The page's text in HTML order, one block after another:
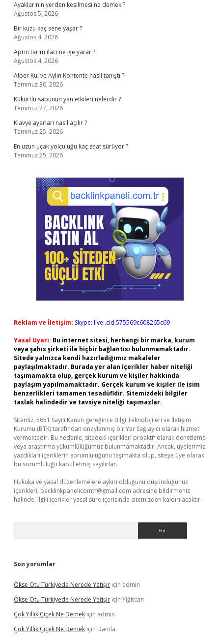
Ayaklarının yerden kesilmesi ne demek ?
Ağustos 5, 2026
Bir kuzu kaç sene yaşar ?
Ağustos 4, 2026
Aprin tarım ilacı ne işe yarar ?
Ağustos 4, 2026
Alper Kul ve Aylin Kontente nasıl tanıştı ?
Temmuz 30, 2026
Kükürtlü sabunun yan etkileri nelerdir ?
Temmuz 27, 2026
Klavye ayarları nasıl açılır ?
Temmuz 25, 2026
En uzun uçak yolculuğu kaç saat sürüyor ?
Temmuz 25, 2026
Reklam ve İletişim: Skype: live:.cid.575569c608265c69
Yasal Uyarı: Bu internet sitesi, herhangi bir marka, kurum
veya şahıs şirketi ile hiçbir bağlantısı bulunmamaktadır.
Sitede yalnızca kendi hazırladığımız makaleler
paylaşılmaktadır. Burada yer alan içerikler haber niteliği
taşımamakta olup, gerçek kurum ve kişiler hakkında
paylaşım yapılmamaktadır. Gerçek kurum ve kişiler ile isim
benzerlikleri tamamen tesadüfidir. Sitemizdeki bilgiler
taslak halindedir ve tavsiye niteliği taşımazlar.
Sitemiz, 5651 Sayılı Kanun gereğince Bilgi Teknolojileri ve İletişim
Kurumu (BTK) tarafından onaylanmış bir Yer Sağlayıcı olarak hizmet
vermektedir. Bu nedenle, sitedeki içerikleri proaktif olarak denetleme
veya araştırma yükümlülüğümüz bulunmamaktadır. Ancak, üyelerimiz
yazdıkları içeriklerin sorumluluğunu taşımakta olup, siteye üye olarak
bu sorumluluğu kabul etmiş sayılırlar.
Hukuka ve yasal düzenlemelere aykırı olduğunu düşündüğünüz
içerikleri, backlinkpanelicomtr@gmail.com adresine bildirmeniz
halinde, ilgili içerikler yasal süre içerisinde sitemizden kaldırılacaktır.
Son yorumlar
Ökse Otu Türkiyede Nerede Yetişir için admin
Ökse Otu Türkiyede Nerede Yetişir için Yiğitcan
Çok Yıllık Çiçek Ne Demek için admin
Çok Yıllık Çiçek Ne Demek için Damla